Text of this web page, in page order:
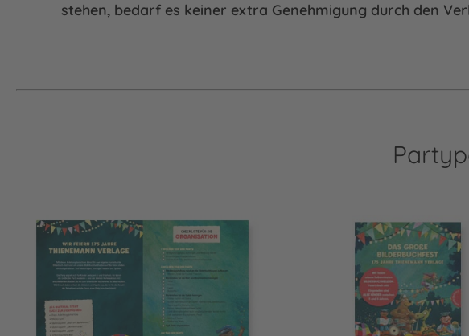
stehen, bedarf es keiner extra Genehmigung durch den